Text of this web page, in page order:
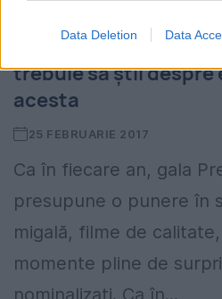
Data Deletion Data
Gala Premiilor Oscar
trebuie să știi despre
acesta
25 FEBRUARIE 2017
Ca în fiecare an, gala
presupune o punere în
migală, filme de
momente pline de